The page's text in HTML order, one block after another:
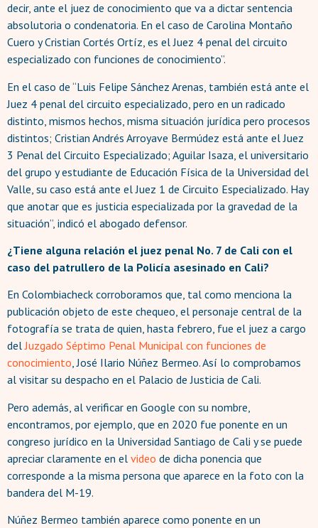
decir, ante el juez de conocimiento que va a dictar sentencia
absolutoria o condenatoria. En el caso de Carolina Montaño
Cuero y Cristian Cortés Ortíz, es el Juez 4 penal del circuito
especializado con funciones de conocimiento”.
En el caso de “Luis Felipe Sánchez Arenas, también está ante el
Juez 4 penal del circuito especializado, pero en un radicado
distinto, mismos hechos, misma situación jurídica pero procesos
distintos; Cristian Andrés Arroyave Bermúdez está ante el Juez
3 Penal del Circuito Especializado; Aguilar Isaza, el universitario
del grupo y estudiante de Educación Física de la Universidad del
Valle, su caso está ante el Juez 1 de Circuito Especializado. Hay
que anotar que es justicia especializada por la gravedad de la
situación”, indicó el abogado defensor.
¿Tiene alguna relación el juez penal No. 7 de Cali con el
caso del patrullero de la Policía asesinado en Cali?
En Colombiacheck corroboramos que, tal como menciona la
publicación objeto de este chequeo, el personaje central de la
fotografía se trata de quien, hasta febrero, fue el juez a cargo
delJuzgado Séptimo Penal Municipal con funciones de
conocimiento, José Ilario Núñez Bermeo. Así lo comprobamos
al visitar su despacho en el Palacio de Justicia de Cali.
Pero además, al verificar en Google con su nombre,
encontramos, por ejemplo, que en 2020 fue ponente en un
congreso jurídico en la Universidad Santiago de Cali y se puede
apreciar claramente en el video de dicha ponencia que
corresponde a la misma persona que aparece en la foto con la
bandera del M-19.
Núñez Bermeo también aparece como ponente en un